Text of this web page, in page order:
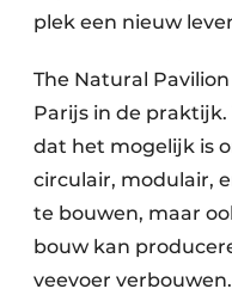
plek een nieuw
The Natural
Parijs in de
dat het mogelijk is
circulair, modulair,
te bouwen, maar
bouw kan
veevoer